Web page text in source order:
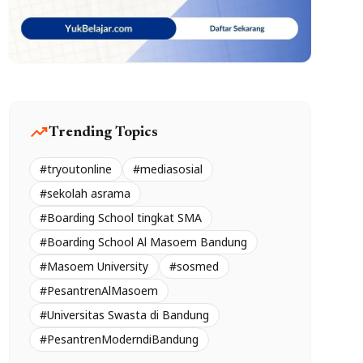
trending_upTrending Topics
#tryoutonline
#mediasosial
#sekolah asrama
#Boarding School tingkat SMA
#Boarding School Al Masoem Bandung
#Masoem University
#sosmed
#PesantrenAlMasoem
#Universitas Swasta di Bandung
#PesantrenModerndiBandung